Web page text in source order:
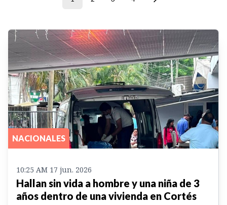
NACIONALES
10:25 AM 17 jun. 2026
Hallan sin vida a hombre y una niña de 3
años dentro de una vivienda en Cortés